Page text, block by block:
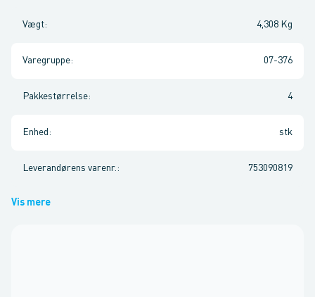
Vægt: 4,308 Kg
Varegruppe: 07-376
Pakkestørrelse: 4
Enhed : stk
Leverandørens varenr. : 753090819
Vis mere